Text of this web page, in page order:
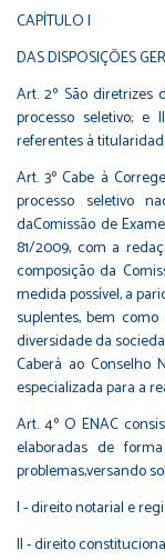
CAPÍTULO I
DAS DISPOSIÇÕES
Art. 2º São diretrizes
processo seletivo;
referentes à
Art. 3º Cabe à
processo seletivo
daComissão de
81/2009, com a
composição da
medida possível, a
suplentes, bem
diversidade da
Caberá ao Conselho
especializada para a
Art. 4º O ENAC
elaboradas de
problemas,versando
I - direito notarial e
II - direito